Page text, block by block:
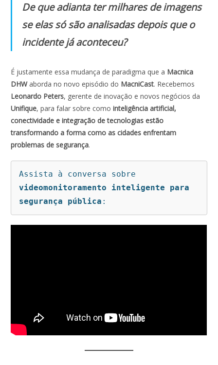
k p
De que adianta ter milhares de imagens
se elas só são analisadas depois que o
incidente já aconteceu?
É justamente essa mudança de paradigma que a Macnica
DHWaborda no novo episódio do MacniCast. Recebemos
Leonardo Peters, gerente de inovação e novos negócios da
Unifique, para falar sobre comointeligência artificial,
conectividade e integração de tecnologias estão
transformando a forma como as cidades enfrentam
problemas de segurança.
videomonitoramento inteligente para
segurança pública :